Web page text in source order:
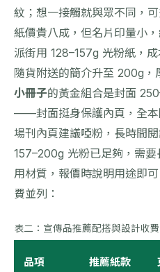
紋；想一接觸就與眾不同，
紙價貴八成，但名片印量小
派街用 128–157g 光粉紙，
隨貨附送的簡介升至 200g，
小冊子的黃金組合是封面
——封面挺身保護內頁，全本
場刊內頁建議啞粉，長時間閱
157–200g 光粉已足夠，需
用材質，報價時說明用途即
費並列：
表二：宣傳品推薦配搭與設計收費
品項 推薦紙款